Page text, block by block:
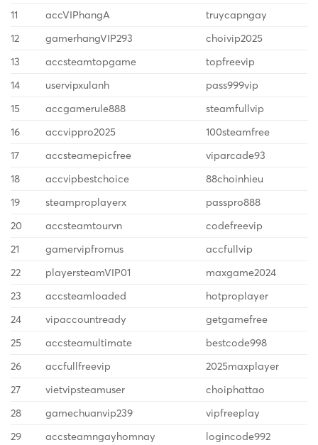
11
accVIPhangA
truycapngay
12
gamerhangVIP293
choivip2025
13
accsteamtopgame
topfreevip
14
uservipxulanh
pass999vip
15
accgamerule888
steamfullvip
16
accvippro2025
100steamfree
17
accsteamepicfree
viparcade93
18
accvipbestchoice
88choinhieu
19
steamproplayerx
passpro888
20
accsteamtourvn
codefreevip
21
gamervipfromus
accfullvip
22
playersteamVIP01
maxgame2024
23
accsteamloaded
hotproplayer
24
vipaccountready
getgamefree
25
accsteamultimate
bestcode998
26
accfullfreevip
2025maxplayer
27
vietvipsteamuser
choiphattao
28
gamechuanvip239
vipfreeplay
29
accsteamngayhomnay
logincode992